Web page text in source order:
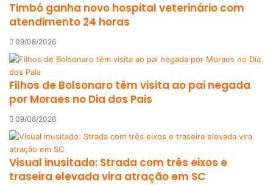
Timbó ganha novo hospital veterinário com
atendimento 24 horas
09/08/2026
Filhos de Bolsonaro têm visita ao pai negada
por Moraes no Dia dos Pais
09/08/2026
Visual inusitado: Strada com três eixos e
traseira elevada vira atração em SC